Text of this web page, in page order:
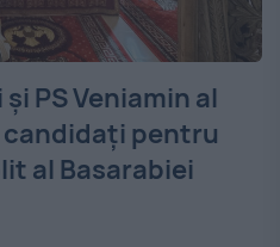
PS Veniamin al
candidaţi pentru
al Basarabiei